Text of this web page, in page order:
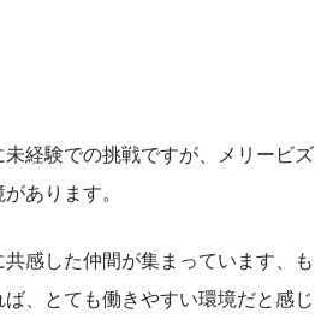
経験での挑戦ですが、メリービズ
あります。
感した仲間が集まっています、も
、とても働きやすい環境だと感じ